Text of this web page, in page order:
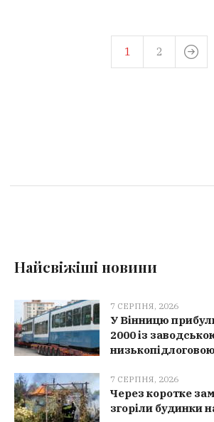
1 2
Найсвіжіші новини
7 СЕРПНЯ, 2026
У Вінницю
2000 із
7 СЕРПНЯ, 2026
Через коротке
згоріли будинки